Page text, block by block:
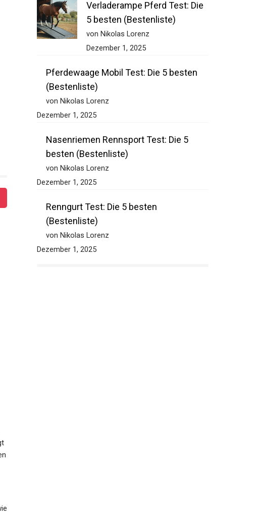
Verladerampe Pferd Test: Die
5 besten (Bestenliste)
von Nikolas Lorenz
Pferdewaage Mobil Test: Die 5 besten
(Bestenliste)
von Nikolas Lorenz
Nasenriemen Rennsport Test: Die 5
besten (Bestenliste)
von Nikolas Lorenz
Renngurt Test: Die 5 besten
(Bestenliste)
von Nikolas Lorenz